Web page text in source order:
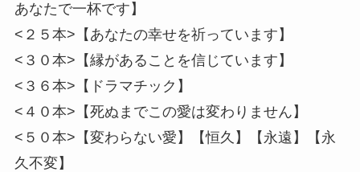
あなたで一杯です】
<２５本>【あなたの幸せを祈っています】
<３０本>【縁があることを信じています】
<３６本>【ドラマチック】
<４０本>【死ぬまでこの愛は変わりません】
<５０本>【変わらない愛】【恒久】【永遠】【永
久不変】